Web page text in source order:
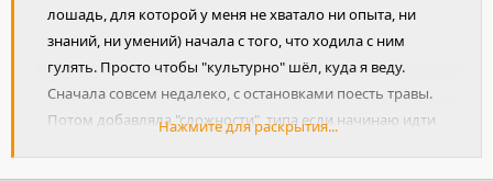
лошадь, для которой у меня не хватало ни опыта, ни
знаний, ни умений) начала с того, что ходила с ним
гулять. Просто чтобы "культурно" шёл, куда я веду.
Сначала совсем недалеко, с остановками поесть травы.
Потом добавляла "сложности", типа если начинаю идти
Нажмите для раскрытия...